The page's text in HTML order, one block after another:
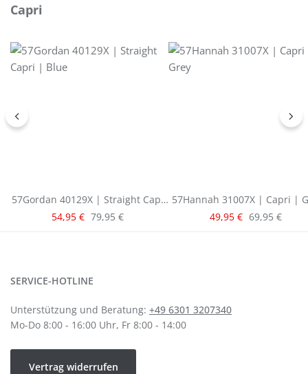
Produktgalerie überspringen
Capri
57Gordan 40129X | Straight Capri
| Blue
Verkaufspreis:
54,95 € Regulärer Preis:
79,95 €
57Hannah 31007X | Capri |
Verkaufspreis:
49,95 € Regulärer
69,95 €
SERVICE-HOTLINE
Unterstützung und Beratung: +49 6301 3207340
Mo-Do 8:00 - 16:00 Uhr, Fr 8:00 - 14:00
Vertrag widerrufen